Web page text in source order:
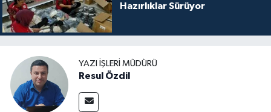
Hazırlıklar Sürüyor
YAZI İŞLERI MÜDÜRÜ
Resul Özdil